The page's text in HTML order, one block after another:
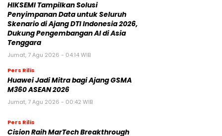
HIKSEMI Tampilkan Solusi
Penyimpanan Data untuk Seluruh
Skenario di Ajang DTI Indonesia 2026,
Dukung Pengembangan AI di Asia
Tenggara
Jumat, 7 Agu 2026 - 04:14 WIB
Pers Rilis
Huawei Jadi Mitra bagi Ajang GSMA
M360 ASEAN 2026
Jumat, 7 Agu 2026 - 00:42 WIB
Pers Rilis
Cision Raih MarTech Breakthrough